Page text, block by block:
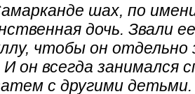
шах, по
дочь. Звали
чтобы он отдельно
он всегда занимался
с другими детьми.